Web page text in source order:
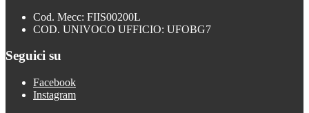
Cod. Mecc: FIIS00200L
COD. UNIVOCO UFFICIO: UFOBG7
Seguici su
Facebook
Instagram